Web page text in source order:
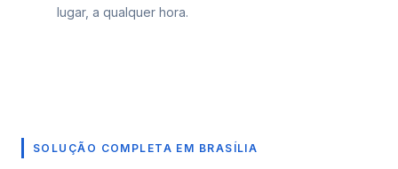
lugar, a qualquer hora.
SOLUÇÃO COMPLETA EM BRASÍLIA